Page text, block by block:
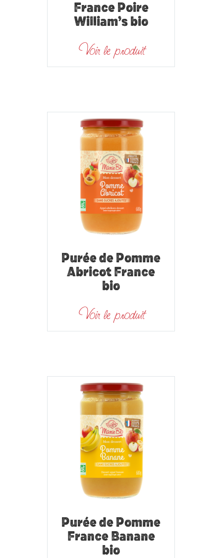
France Poire
William’s bio
Voir le produit
Purée de Pomme
Abricot France
bio
Voir le produit
Purée de Pomme
France Banane
bio